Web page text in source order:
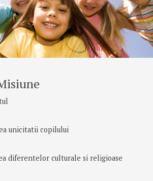
unicitatii copilului
diferentelor culturale si religioase